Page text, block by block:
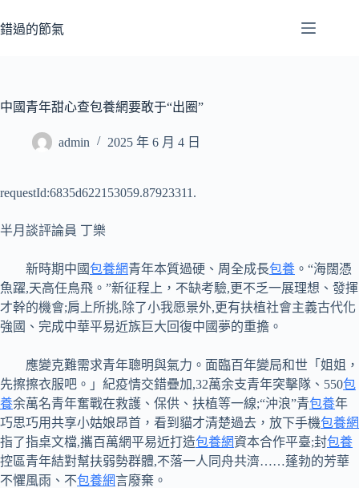
至
容
錯過的節氣
中國青年甜心查包養網要敢于“出圈”
admin 2025 年 6 月 4 日
requestId:6835d622153059.87923311.
半月談評論員 丁樂
新時期中國包養網青年本質過硬、周全成長包養 。“海闊憑
魚躍,天高任鳥飛。”新征程上，不缺考驗,更不乏一展理想、發揮
才幹的機會;肩上所挑,除了小我愿景外,更有扶植社會主義古代化
強國、完成中華平易近族巨大回復中國夢的重擔。
應變克難需求青年聰明與氣力。面臨百年變局和世「姐姐，
先擦擦衣服吧。」紀疫情交錯疊加,32萬余支青年突擊隊、550包
養余萬名青年奮戰在救護、保供、扶植等一線;“沖浪”青包養年
巧思巧用共享小姑娘昂首，看到貓才清楚過去，放下手機包養網
指了指桌文檔,攜百萬網平易近打造包養網資本合作平臺;封包養
控區青年結對幫扶弱勢群體,不落一人同舟共濟……蓬勃的芳華
不懼風雨、不包養網言廢棄。